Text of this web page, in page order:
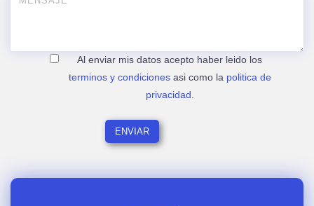
Al enviar mis datos acepto haber leido los
terminos y condicionesasi como la politica de
privacidad